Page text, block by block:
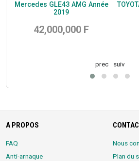
Mercedes GLE43 AMG Année
2019
42,000,000 F
prec suiv
A PROPOS
FAQ
Anti-arnaque
Nous
Plan du